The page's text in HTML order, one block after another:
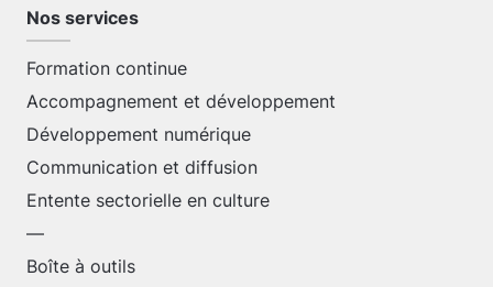
Nos services
Formation continue
Accompagnement et développement
Développement numérique
Communication et diffusion
Entente sectorielle en culture
—
Boîte à outils